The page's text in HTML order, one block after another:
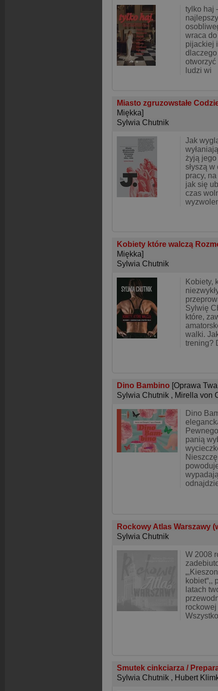
tylko haj
wraca
pijackiej
otworzyć
ludzi wi
Miasto zgruzowstałe
Miękka]
Sylwia Chutnik
Jak
żyją
słyszą
pracy,
jak się
czas
Kobiety które walczą
Miękka]
Sylwia Chutnik
Kobiety,
Sylwię
które,
walki.
trening?
Dino Bambino [Oprawa
Sylwia Chutnik , Mirella von
Dino
panią
Rockowy Atlas Warszawy
Sylwia Chutnik
W 2008
kobiet“,,
latach
Smutek cinkciarza /
Sylwia Chutnik , Hubert